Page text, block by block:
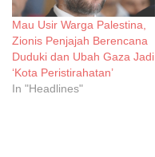
Mau Usir Warga Palestina,
Zionis Penjajah Berencana
Duduki dan Ubah Gaza Jadi
‘Kota Peristirahatan’
In "Headlines"